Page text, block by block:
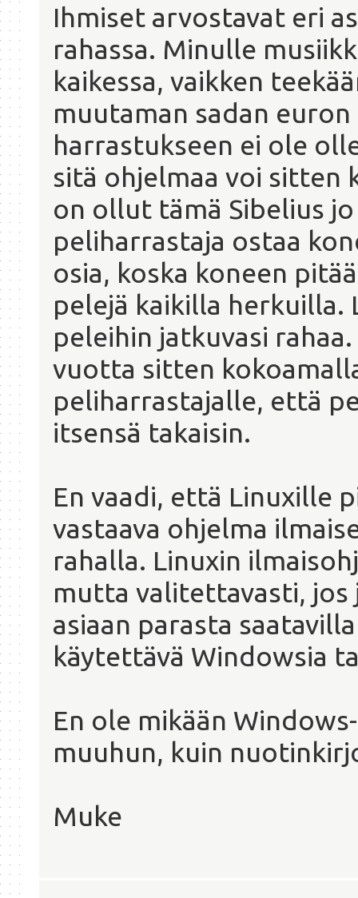
Ihmiset arvostavat eri
rahassa. Minulle
kaikessa, vaikken
muutaman sadan
harrastukseen ei ole
sitä ohjelmaa voi sitten
on ollut tämä Sibelius
peliharrastaja ostaa
osia, koska koneen
pelejä kaikilla herkuilla.
peleihin jatkuvasi
vuotta sitten
peliharrastajalle, että
itsensä takaisin.
En vaadi, että Linuxille
vastaava ohjelma
rahalla. Linuxin
mutta valitettavasti, jos
asiaan parasta
käytettävä Windowsia
En ole mikään
muuhun, kuin
Muke